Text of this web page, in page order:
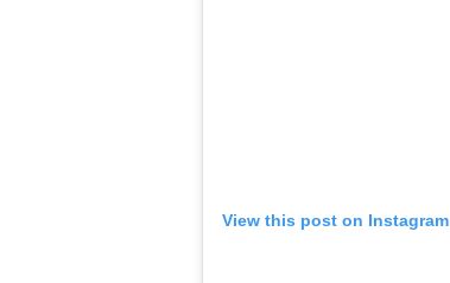
View this post on Instagram